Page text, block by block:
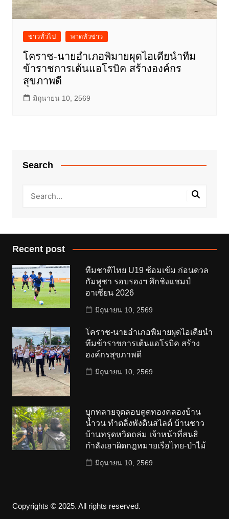
ข่าวทั่วไป พาดหัวข่าว
โคราช-นายอำเภอพิมายผุดไอเดียนำทีม
ข้าราชการเต้นแอโรบิค สร้างองค์กร
สุขภาพดี
มิถุนายน 10, 2569
Search
Recent post
ทีมชาติไทย U19 ซ้อมเข้ม ก่อนดวล
กัมพูชา รอบรองฯ ศึกชิงแชมป์
อาเซียน 2026
มิถุนายน 10, 2569
โคราช-นายอำเภอพิมายผุดไอเดียนำ
ทีมข้าราชการเต้นแอโรบิค สร้าง
องค์กรสุขภาพดี
มิถุนายน 10, 2569
บุกทลายจุดลอบดูดทองคลองบ้าน
น้ำวน ทำตลิ่งพังดินสไลด์ บ้านชาว
บ้านทรุดหวิดถล่ม เจ้าหน้าที่สนธิ
กำลังเอาผิดกฎหมายเรือไทย-ป่าไม้
มิถุนายน 10, 2569
Copyrights © 2025. All rights reserved.